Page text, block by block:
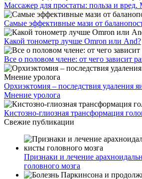
Массажер для простаты: польза и вред.
Самые эффективные мази от
Какой тонометр лучше Omron или And?
Все о половом члене: от чего зависит
Орхиэктомия – последствия удаления
Мнение уролога
Кистозно-глиозная трансформация
Свежие публикации
Признаки и лечение
головного мозга